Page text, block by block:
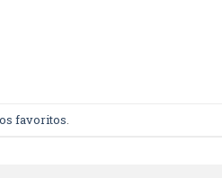
favoritos